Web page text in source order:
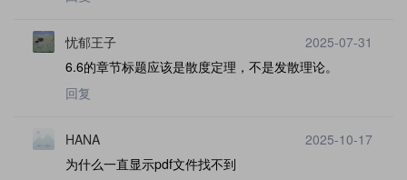
忧郁王子
2025-07-31
6.6的章节标题应该是散度定理，不是发散理论。
回复
HANA
2025-10-17
为什么一直显示pdf文件找不到